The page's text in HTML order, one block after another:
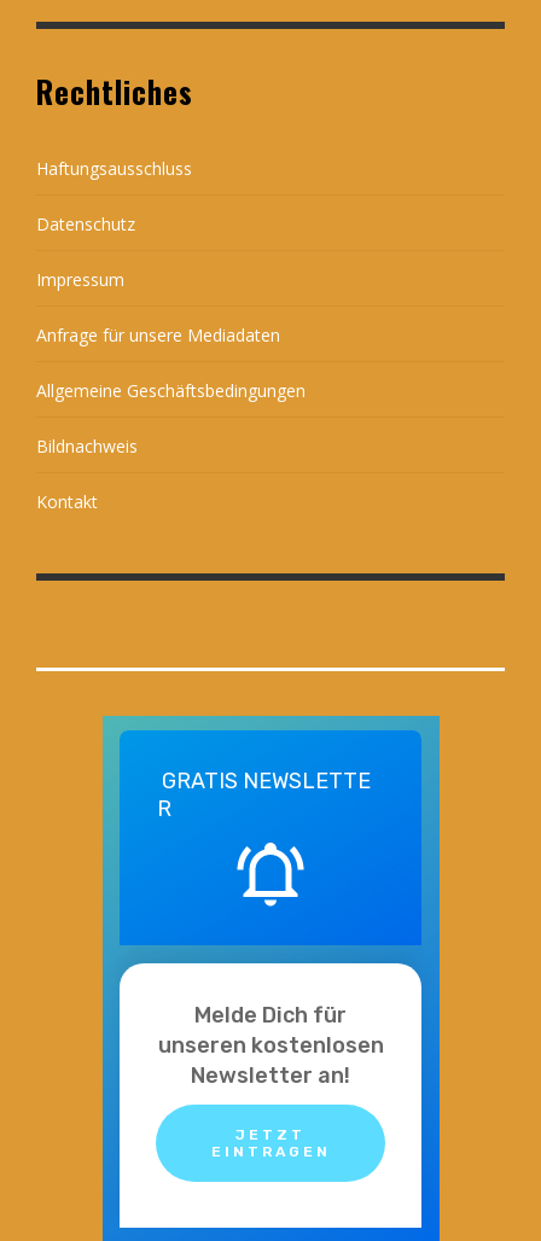
Rechtliches
Haftungsausschluss
Datenschutz
Impressum
Anfrage für unsere Mediadaten
Allgemeine Geschäftsbedingungen
Bildnachweis
Kontakt
GRATIS NEWSLETTE
R
Melde Dich für
unseren kostenlosen
Newsletter an!
JETZT
EINTRAGEN